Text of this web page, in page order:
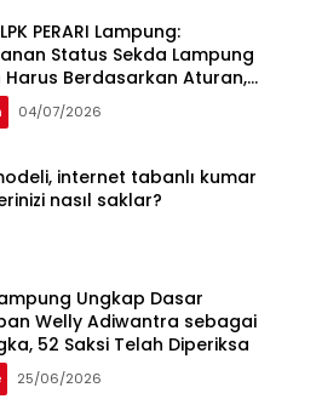
PERARI Lampung:
Status Sekda Lampung
Harus Berdasarkan Aturan,
Opini
04/07/2026
internet tabanlı kumar
nasıl saklar?
Ungkap Dasar
Welly Adiwantra sebagai
52 Saksi Telah Diperiksa
25/06/2026